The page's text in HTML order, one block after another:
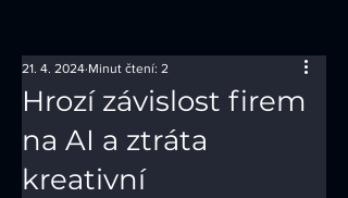
Hrozí závislost firem
na AI a ztráta
kreativní
21. 4. 2024 Minut čtení: 2